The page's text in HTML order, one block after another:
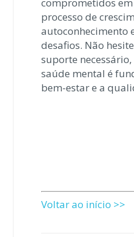
processo de
autoconhecimento
desafios. Não
suporte
saúde mental é
bem-estar e a
Voltar ao início >>